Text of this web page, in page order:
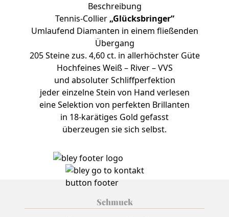
Beschreibung
Tennis-Collier „Glücksbringer“
Umlaufend Diamanten in einem fließenden
Übergang
205 Steine zus. 4,60 ct. in allerhöchster Güte
Hochfeines Weiß – River – VVS
und absoluter Schliffperfektion
jeder einzelne Stein von Hand verlesen
eine Selektion von perfekten Brillanten
in 18-karätiges Gold gefasst
überzeugen sie sich selbst.
Schmuck